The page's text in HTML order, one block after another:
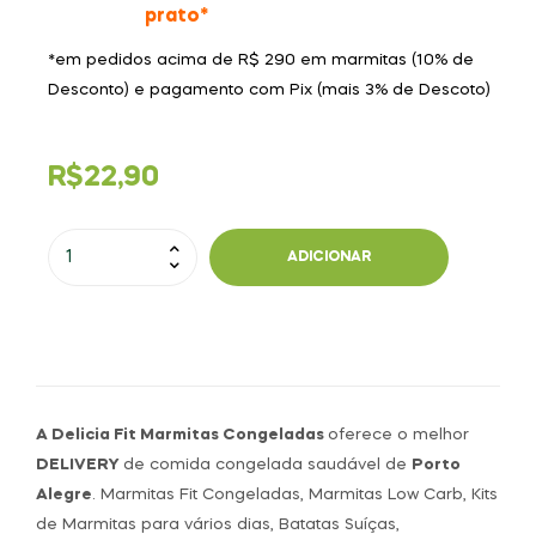
prato*
*em pedidos acima de R$ 290 em marmitas (10% de
Desconto) e pagamento com Pix (mais 3% de Descoto)
R$22,90
ADICIONAR
A Delicia Fit Marmitas Congeladas oferece o melhor
DELIVERY de comida congelada saudável de
Porto
Alegre. Marmitas Fit Congeladas, Marmitas Low Carb, Kits
de Marmitas para vários dias, Batatas Suíças,